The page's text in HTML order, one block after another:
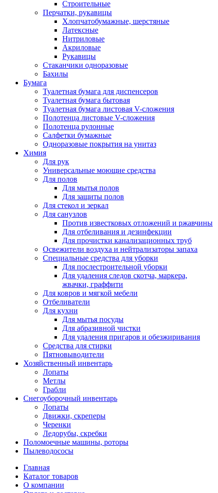
Строительные
Перчатки, рукавицы
Хлопчатобумажные, шерстяные
Латексные
Нитриловые
Акриловые
Рукавицы
Стаканчики одноразовые
Бахилы
Бумага
Туалетная бумага для диспенсеров
Туалетная бумага бытовая
Туалетная бумага листовая V-сложения
Полотенца листовые V-сложения
Полотенца рулонные
Салфетки бумажные
Одноразовые покрытия на унитаз
Химия
Для рук
Универсальные моющие средства
Для полов
Для мытья полов
Для защиты полов
Для стекол и зеркал
Для санузлов
Против известковых отложений и ржавчины
Для отбеливания и дезинфекции
Для прочистки канализационных труб
Освежители воздуха и нейтрализаторы запаха
Специальные средства для уборки
Для послестроительной уборки
Для удаления следов скотча, маркера,
жвачки, граффити
Для ковров и мягкой мебели
Отбеливатели
Для кухни
Для мытья посуды
Для абразивной чистки
Для удаления пригаров и обезжиривания
Средства для стирки
Пятновыводители
Хозяйственный инвентарь
Лопаты
Метлы
Грабли
Снегоуборочный инвентарь
Лопаты
Движки, скреперы
Черенки
Ледорубы, скребки
Поломоечные машины, роторы
Пылеводососы
Главная
Каталог товаров
О компании